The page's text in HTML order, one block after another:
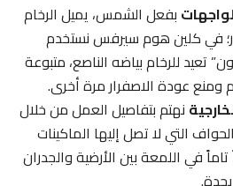
بفعل الشمس، يميل الرخام
في كلين هوم سيرفس نستخدم
تعيد للرخام بياضه الناصع، متبوعة
عودة الاصفرار مرة أخرى.
نهتم بتفاصيل العمل من خلال
التي لا تصل إليها الماكينات
في اللمعة بين الأرضية والجدران